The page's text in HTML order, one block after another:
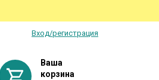
Вход/регистрация
Ваша
корзина